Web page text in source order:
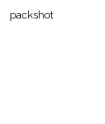
packshot